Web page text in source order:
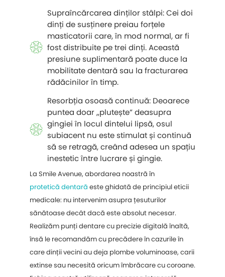
Supraîncărcarea dinților stâlpi: Cei doi
dinți de susținere preiau forțele
masticatorii care, în mod normal, ar fi
fost distribuite pe trei dinți. Această
presiune suplimentară poate duce la
mobilitate dentară sau la fracturarea
rădăcinilor în timp.
Resorbția osoasă continuă: Deoarece
puntea doar „plutește” deasupra
gingiei în locul dintelui lipsă, osul
subiacent nu este stimulat și continuă
să se retragă, creând adesea un spațiu
inestetic între lucrare și gingie.
La Smile Avenue, abordarea noastră în
protetică dentară este ghidată de principiul eticii
medicale: nu intervenim asupra țesuturilor
sănătoase decât dacă este absolut necesar.
Realizăm punți dentare cu precizie digitală înaltă,
însă le recomandăm cu precădere în cazurile în
care dinții vecini au deja plombe voluminoase, carii
extinse sau necesită oricum îmbrăcare cu coroane.